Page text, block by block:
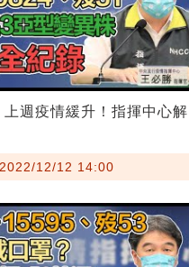
上週疫情緩升！指揮中心解
12/12 14:00